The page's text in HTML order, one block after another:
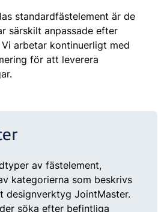
standardfästelement är de
särskilt anpassade efter
arbetar kontinuerligt med
för att leverera
av fästelement,
kategorierna som beskrivs
designverktyg JointMaster.
söka efter befintliga